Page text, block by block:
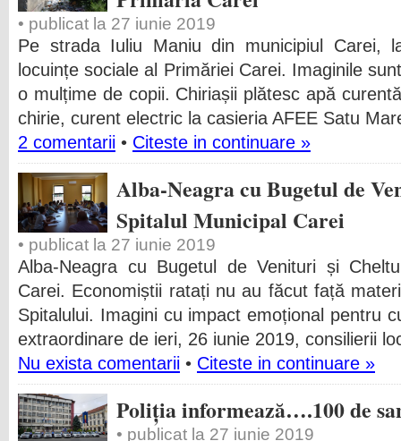
• publicat la 27 iunie 2019
Pe strada Iuliu Maniu din municipiul Carei,
locuințe sociale al Primăriei Carei. Imaginile
o mulțime de copii. Chiriașii plătesc apă
chirie, curent electric la casieria AFEE Satu
2 comentarii • Citeste in continuare »
Alba-Neagra cu Bugetul de
Spitalul Municipal Carei
• publicat la 27 iunie 2019
Alba-Neagra cu Bugetul de Venituri și
Carei. Economiștii ratați nu au făcut față
Spitalului. Imagini cu impact emoțional pentru
extraordinare de ieri, 26 iunie 2019, consilierii
Nu exista comentarii • Citeste in continuare »
Poliția informează….100 de
• publicat la 27 iunie 2019